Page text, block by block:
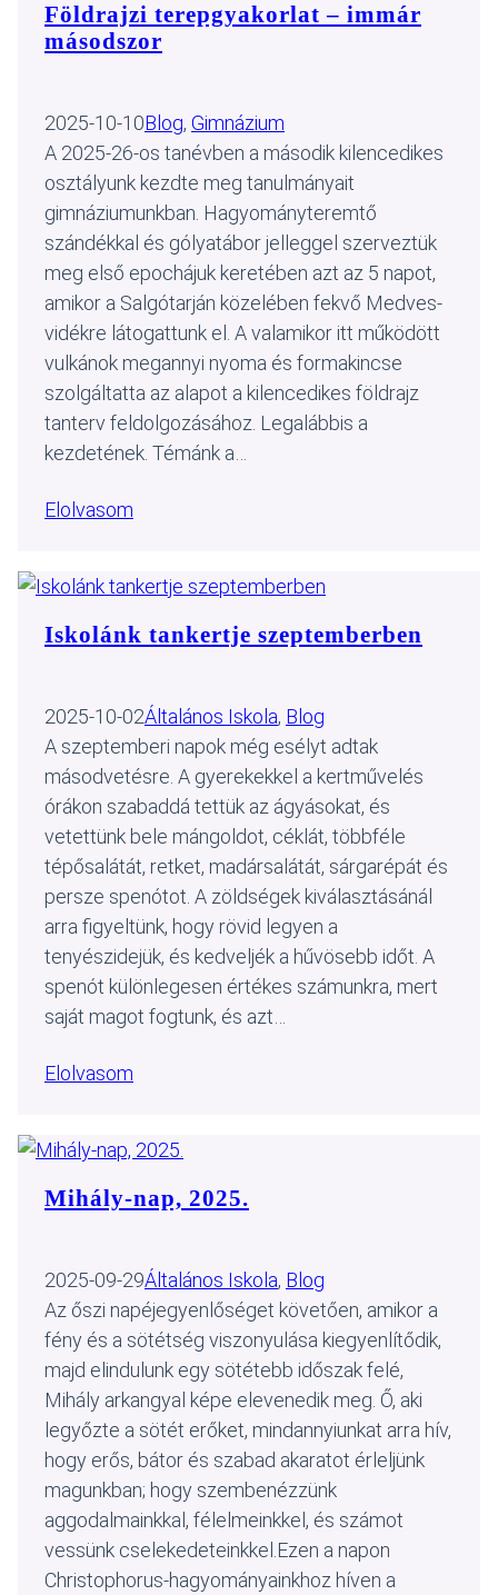
Földrajzi terepgyakorlat – immár
másodszor
2025-10-10Blog, Gimnázium
A 2025-26-os tanévben a második kilencedikes
osztályunk kezdte meg tanulmányait
gimnáziumunkban. Hagyományteremtő
szándékkal és gólyatábor jelleggel szerveztük
meg első epochájuk keretében azt az 5 napot,
amikor a Salgótarján közelében fekvő Medves-
vidékre látogattunk el. A valamikor itt működött
vulkánok megannyi nyoma és formakincse
szolgáltatta az alapot a kilencedikes földrajz
tanterv feldolgozásához. Legalábbis a
kezdetének. Témánk a…
Elolvasom
Iskolánk tankertje szeptemberben
2025-10-02Általános Iskola, Blog
A szeptemberi napok még esélyt adtak
másodvetésre. A gyerekekkel a kertművelés
órákon szabaddá tettük az ágyásokat, és
vetettünk bele mángoldot, céklát, többféle
tépősalátát, retket, madársalátát, sárgarépát és
persze spenótot. A zöldségek kiválasztásánál
arra figyeltünk, hogy rövid legyen a
tenyészidejük, és kedveljék a hűvösebb időt. A
spenót különlegesen értékes számunkra, mert
saját magot fogtunk, és azt…
Elolvasom
Mihály-nap, 2025.
2025-09-29Általános Iskola, Blog
Az őszi napéjegyenlőséget követően, amikor a
fény és a sötétség viszonyulása kiegyenlítődik,
majd elindulunk egy sötétebb időszak felé,
Mihály arkangyal képe elevenedik meg. Ő, aki
legyőzte a sötét erőket, mindannyiunkat arra hív,
hogy erős, bátor és szabad akaratot érleljünk
magunkban; hogy szembenézzünk
aggodalmainkkal, félelmeinkkel, és számot
vessünk cselekedeteinkkel.Ezen a napon
Christophorus-hagyományainkhoz híven a